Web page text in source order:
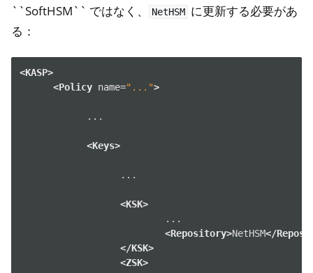
``SoftHSM`` ではなく、
NetHSM に更新する必要があ
る：
<KASP>
<Policy name="...">
...
<Keys>
...
<KSK>
<Repository>NetHSM</
</KSK>
<ZSK>